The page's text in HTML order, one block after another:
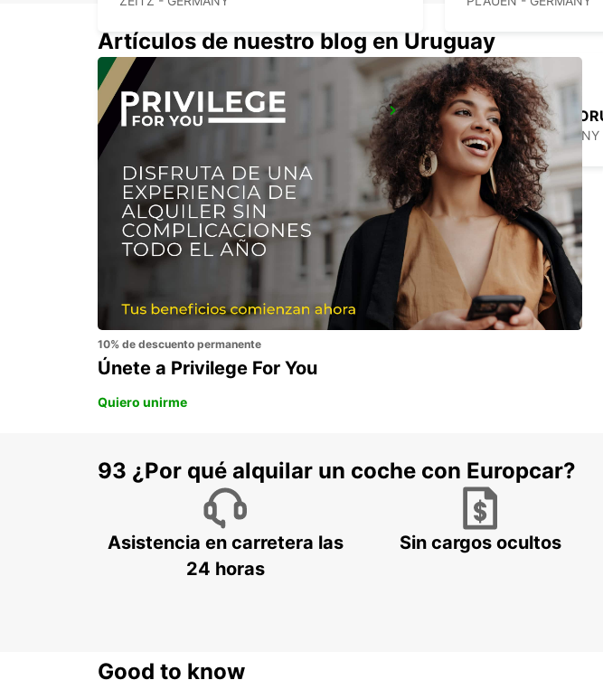
DRESDEN CITY
DRESDEN - GERMANY DRESDEN - GERMANY
Artículos de nuestro blog en Uruguay
10% de descuento permanente
Únete a Privilege For You
Quiero unirme
93 ¿Por qué alquilar un coche con Europcar?
Asistencia en carretera las
24 horas
Sin cargos ocultos
Good to know